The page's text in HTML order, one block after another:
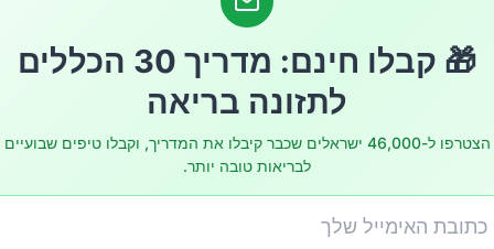
מזון מעובד
🎁 קבלו חינם: מדריך 30 הכללים
לתזונה בריאה
הצטרפו ל-46,000 ישראלים שכבר קיבלו את המדריך, וקבלו טיפים שבועיים
לבריאות טובה יותר.